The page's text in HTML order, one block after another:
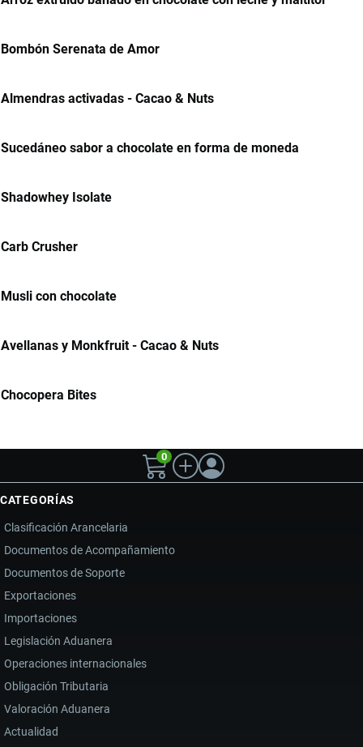
Bombón Serenata de Amor
Almendras activadas - Cacao & Nuts
Sucedáneo sabor a chocolate en forma de moneda
Shadowhey Isolate
Carb Crusher
Musli con chocolate
Avellanas y Monkfruit - Cacao & Nuts
Chocopera Bites
0
CATEGORÍAS
Clasificación Arancelaria
Documentos de Acompañamiento
Documentos de Soporte
Exportaciones
Importaciones
Legislación Aduanera
Operaciones internacionales
Obligación Tributaria
Valoración Aduanera
Actualidad